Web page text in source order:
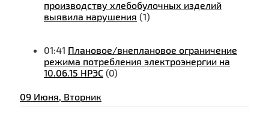
производству хлебобулочных изделий
выявила нарушения (1)
01:41 Плановое/внеплановое ограничение
режима потребления электроэнергии на
10.06.15 НРЭС (0)
09 Июня, Вторник